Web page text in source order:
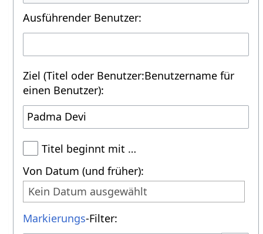
Ausführender Benutzer:
Ziel (Titel oder Benutzer:Benutzername für
einen Benutzer):
Titel beginnt mit …
Von Datum (und früher):
Kein Datum ausgewählt
Markierungs-Filter: